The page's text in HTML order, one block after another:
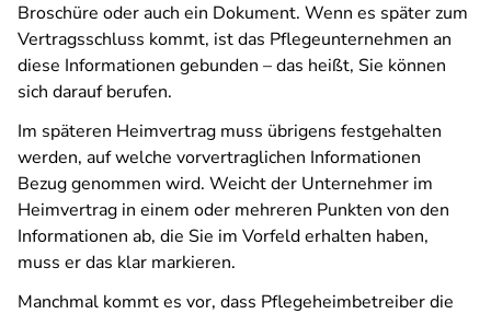
Broschüre oder auch ein Dokument. Wenn es später zum
Vertragsschluss kommt, ist das Pflegeunternehmen an
diese Informationen gebunden – das heißt, Sie können
sich darauf berufen.
Im späteren Heimvertrag muss übrigens festgehalten
werden, auf welche vorvertraglichen Informationen
Bezug genommen wird. Weicht der Unternehmer im
Heimvertrag in einem oder mehreren Punkten von den
Informationen ab, die Sie im Vorfeld erhalten haben,
muss er das klar markieren.
Manchmal kommt es vor, dass Pflegeheimbetreiber die